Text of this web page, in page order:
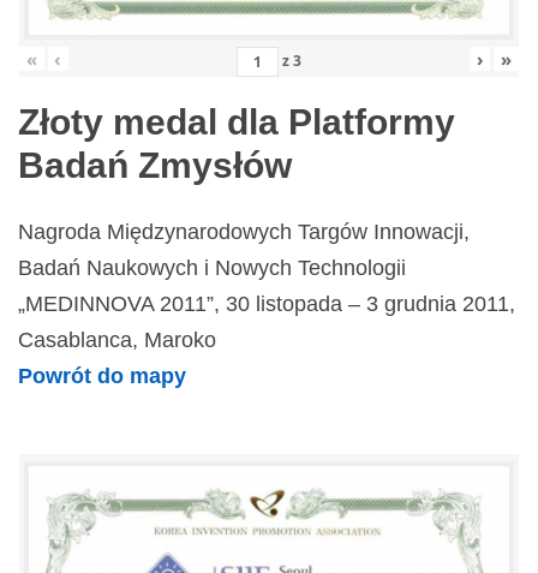
« ‹ z3 › »
Złoty medal dla Platformy
Badań Zmysłów
Nagroda Międzynarodowych Targów Innowacji,
Badań Naukowych i Nowych Technologii
„MEDINNOVA 2011”, 30 listopada – 3 grudnia 2011,
Casablanca, Maroko
Powrót do mapy